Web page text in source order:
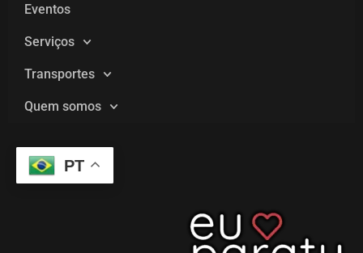
Eventos
Serviços
Transportes
Quem somos
PT